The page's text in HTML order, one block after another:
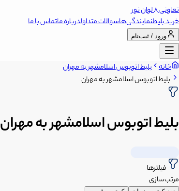
تعاونی 8 لوان نور
خرید بلیطنمایندگی‌هاسوالات متداولدرباره ماتماس با ما
ورود / ثبت‌نام
خانه بلیط اتوبوس اسلامشهر به مهران
بلیط اتوبوس اسلامشهر به مهران
بلیط اتوبوس اسلامشهر به مهران
فیلترها
مرتب‌سازی